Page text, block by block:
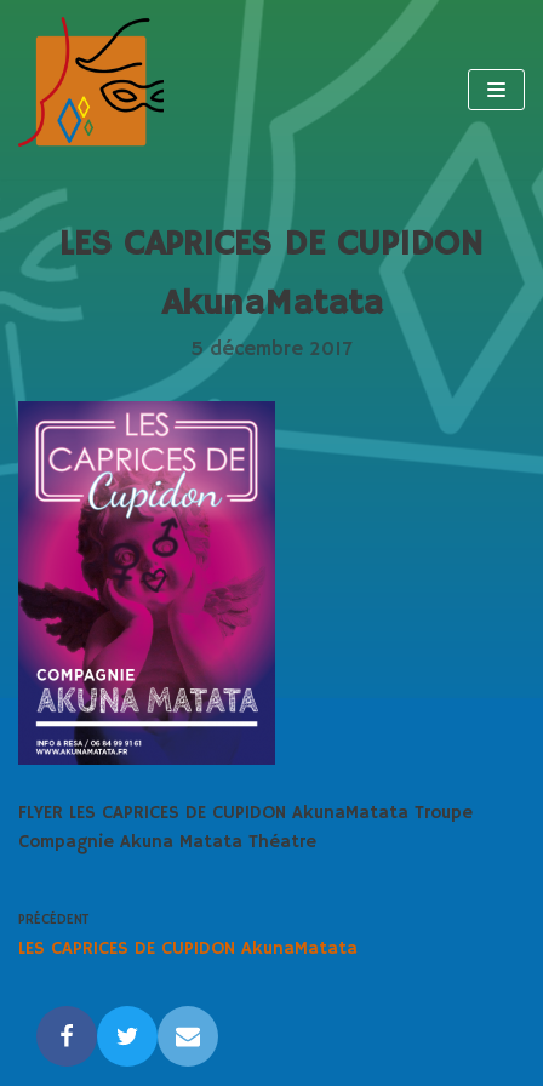
Aller
contenu
LES CAPRICES DE CUPIDON
AkunaMatata
5 décembre 2017
FLYER LES CAPRICES DE CUPIDON AkunaMatata Troupe
Compagnie Akuna Matata Théatre
PRÉCÉDENT
LES CAPRICES DE CUPIDON AkunaMatata